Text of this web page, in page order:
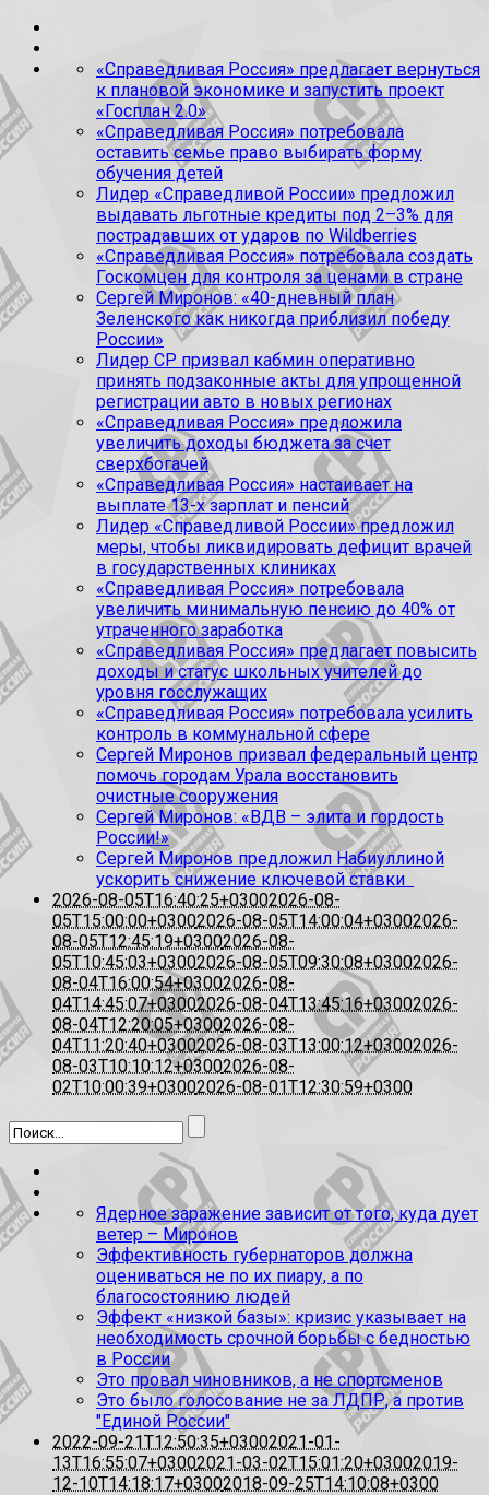
«Справедливая Россия» предлагает вернуться
к плановой экономике и запустить проект
«Госплан 2.0»
«Справедливая Россия» потребовала
оставить семье право выбирать форму
обучения детей
Лидер «Справедливой России» предложил
выдавать льготные кредиты под 2–3% для
пострадавших от ударов по Wildberries
«Справедливая Россия» потребовала создать
Госкомцен для контроля за ценами в стране
Сергей Миронов: «40-дневный план
Зеленского как никогда приблизил победу
России»
Лидер СР призвал кабмин оперативно
принять подзаконные акты для упрощенной
регистрации авто в новых регионах
«Справедливая Россия» предложила
увеличить доходы бюджета за счет
сверхбогачей
«Справедливая Россия» настаивает на
выплате 13-х зарплат и пенсий
Лидер «Справедливой России» предложил
меры, чтобы ликвидировать дефицит врачей
в государственных клиниках
«Справедливая Россия» потребовала
увеличить минимальную пенсию до 40% от
утраченного заработка
«Справедливая Россия» предлагает повысить
доходы и статус школьных учителей до
уровня госслужащих
«Справедливая Россия» потребовала усилить
контроль в коммунальной сфере
Сергей Миронов призвал федеральный центр
помочь городам Урала восстановить
очистные сооружения
Сергей Миронов: «ВДВ – элита и гордость
России!»
Сергей Миронов предложил Набиуллиной
ускорить снижение ключевой ставки
2026-08-05T16:40:25+03002026-08-
05T15:00:00+03002026-08-05T14:00:04+03002026-
08-05T12:45:19+03002026-08-
05T10:45:03+03002026-08-05T09:30:08+03002026-
08-04T16:00:54+03002026-08-
04T14:45:07+03002026-08-04T13:45:16+03002026-
08-04T12:20:05+03002026-08-
04T11:20:40+03002026-08-03T13:00:12+03002026-
08-03T10:10:12+03002026-08-
02T10:00:39+03002026-08-01T12:30:59+0300
Ядерное заражение зависит от того, куда дует
ветер – Миронов
Эффективность губернаторов должна
оцениваться не по их пиару, а по
благосостоянию людей
Эффект «низкой базы»: кризис указывает на
необходимость срочной борьбы с бедностью
в России
Это провал чиновников, а не спортсменов
Это было голосование не за ЛДПР, а против
"Единой России"
2022-09-21T12:50:35+03002021-01-
13T16:55:07+03002021-03-02T15:01:20+03002019-
12-10T14:18:17+03002018-09-25T14:10:08+0300